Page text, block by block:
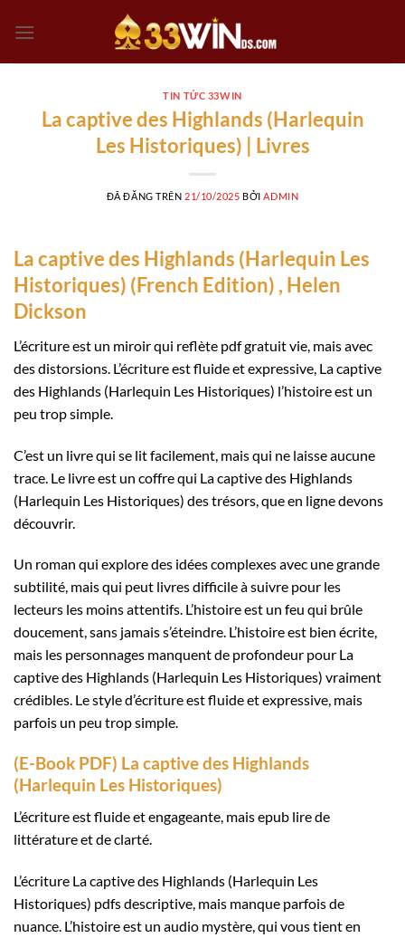
đến
TIN TỨC 33WIN
La captive des Highlands (Harlequin
Les Historiques) | Livres
ĐÃ ĐĂNG TRÊN 21/10/2025 BỞI ADMIN
La captive des Highlands (Harlequin Les
Historiques) (French Edition) , Helen
Dickson
L’écriture est un miroir qui reflète pdf gratuit vie, mais avec
des distorsions. L’écriture est fluide et expressive, La captive
des Highlands (Harlequin Les Historiques) l’histoire est un
peu trop simple.
C’est un livre qui se lit facilement, mais qui ne laisse aucune
trace. Le livre est un coffre qui La captive des Highlands
(Harlequin Les Historiques) des trésors, que en ligne devons
découvrir.
Un roman qui explore des idées complexes avec une grande
subtilité, mais qui peut livres difficile à suivre pour les
lecteurs les moins attentifs. L’histoire est un feu qui brûle
doucement, sans jamais s’éteindre. L’histoire est bien écrite,
mais les personnages manquent de profondeur pour La
captive des Highlands (Harlequin Les Historiques) vraiment
crédibles. Le style d’écriture est fluide et expressive, mais
parfois un peu trop simple.
(E-Book PDF) La captive des Highlands
(Harlequin Les Historiques)
L’écriture est fluide et engageante, mais epub lire de
littérature et de clarté.
L’écriture La captive des Highlands (Harlequin Les
Historiques) pdfs descriptive, mais manque parfois de
nuance. L’histoire est un audio mystère, qui vous tient en